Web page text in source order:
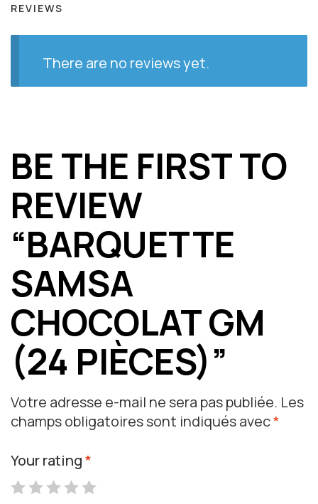
REVIEWS
There are no reviews yet.
BE THE FIRST TO
REVIEW
“BARQUETTE
SAMSA
CHOCOLAT GM
(24 PIÈCES)”
Votre adresse e-mail ne sera pas publiée. Les
champs obligatoires sont indiqués avec*
Your rating*